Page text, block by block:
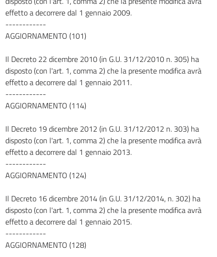
Sezione I
Norme costruttive e di equipaggiamento e accertamenti tecnici per la
71
73
74
75
76
78
79
80
81
Sezione II
Destinazione ed uso dei veicoli
82
83
effetto a decorrere dal 1 gennaio 2009.
------------
AGGIORNAMENTO (101)
Il Decreto 22 dicembre 2010 (in G.U. 31/12/2010 n. 305) ha
disposto (con l'art. 1, comma 2) che la presente modifica avrà
effetto a decorrere dal 1 gennaio 2011.
------------
AGGIORNAMENTO (114)
Il Decreto 19 dicembre 2012 (in G.U. 31/12/2012 n. 303) ha
disposto (con l'art. 1, comma 2) che la presente modifica avrà
effetto a decorrere dal 1 gennaio 2013.
------------
AGGIORNAMENTO (124)
Il Decreto 16 dicembre 2014 (in G.U. 31/12/2014, n. 302) ha
disposto (con l'art. 1, comma 2) che la presente modifica avrà
effetto a decorrere dal 1 gennaio 2015.
------------
AGGIORNAMENTO (128)